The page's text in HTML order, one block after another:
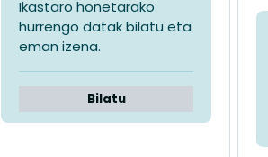
Ikastaro honetarako
hurrengo datak bilatu eta
eman izena.
Bilatu